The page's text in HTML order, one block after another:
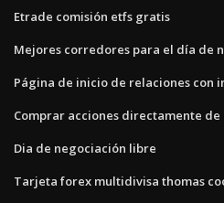
Etrade comisión etfs gratis
Mejores corredores para el día de
Página de inicio de relaciones con
Comprar acciones directamente de
Dia de negociación libre
Tarjeta forex multidivisa thomas